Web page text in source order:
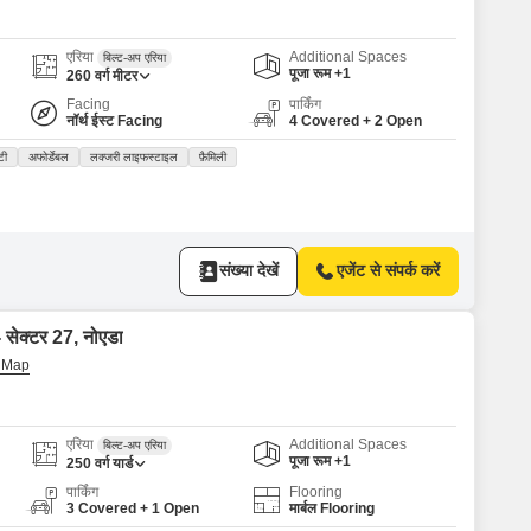
एरिया बिल्ट-अप एरिया
260 वर्ग मीटर
Additional Spaces
पूजा रूम +1
Facing
नॉर्थ ईस्ट Facing
पार्किंग
4 Covered + 2 Open
अफोर्डेबल लक्जरी लाइफस्टाइल फ़ैमिली
संख्या देखें एजेंट से संपर्क करें
27, नोएडा
एरिया बिल्ट-अप एरिया
250 वर्ग यार्ड
Additional Spaces
पूजा रूम +1
पार्किंग
3 Covered + 1 Open
Flooring
मार्बल Flooring